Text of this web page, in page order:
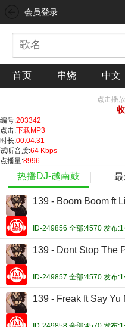
会员登录
首页 串烧 中文
点击播放
编号:203342
点击:下载MP3
时长:00:04:31
试听音质:64 Kbps
点播量:8996
热播DJ-越南鼓
139 - Boom Boom ft
ID-249856 全部:4570 发布
139 - Dont Stop The
ID-249857 全部:4570 发布
139 - Freak ft Say